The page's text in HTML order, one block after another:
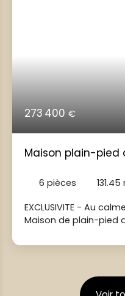
273 400 €
Maison plain-pied
6 pièces 131.45
EXCLUSIVITE - Au
Maison de plain-pied
une maison familiale
ses volumes, son